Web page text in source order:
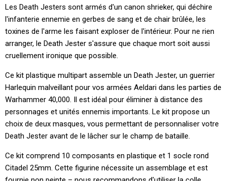
Les Death Jesters sont armés d'un canon shrieker, qui déchire
l'infanterie ennemie en gerbes de sang et de chair brûlée, les
toxines de l'arme les faisant exploser de l'intérieur. Pour ne rien
arranger, le Death Jester s'assure que chaque mort soit aussi
cruellement ironique que possible.
Ce kit plastique multipart assemble un Death Jester, un guerrier
Harlequin malveillant pour vos armées Aeldari dans les parties de
Warhammer 40,000. Il est idéal pour éliminer à distance des
personnages et unités ennemis importants. Le kit propose un
choix de deux masques, vous permettant de personnaliser votre
Death Jester avant de le lâcher sur le champ de bataille.
Ce kit comprend 10 composants en plastique et 1 socle rond
Citadel 25mm. Cette figurine nécessite un assemblage et est